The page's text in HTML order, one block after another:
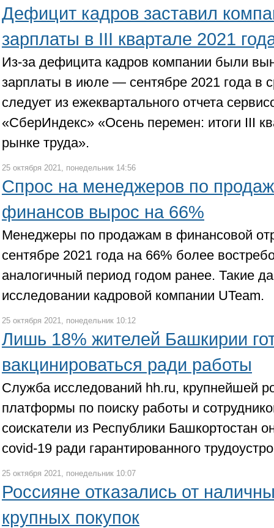
Дефицит кадров заставил
зарплаты в III квартале 2021
Из-за дефицита кадров компании были
зарплаты в июле — сентябре 2021 года в
следует из ежеквартального отчета
«СберИндекс» «Осень перемен: итоги III
рынке труда».
25 октября 2021, понедельник 14:56
Спрос на менеджеров по
финансов вырос на 66%
Менеджеры по продажам в финансовой
сентябре 2021 года на 66% более
аналогичный период годом ранее. Такие
исследовании кадровой компании UTeam.
25 октября 2021, понедельник 10:12
Лишь 18% жителей Башкирии
вакцинироваться ради работы
Служба исследований hh.ru, крупнейшей
платформы по поиску работы и
соискатели из Республики Башкортостан
covid-19 ради гарантированного
25 октября 2021, понедельник 10:07
Россияне отказались от
крупных покупок